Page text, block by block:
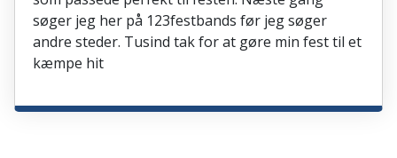
søger jeg her på 123festbands før jeg søger
andre steder. Tusind tak for at gøre min fest til et
kæmpe hit